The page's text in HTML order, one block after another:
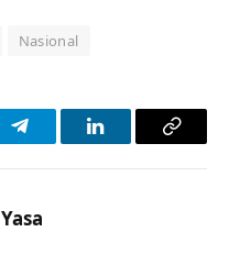
Nasional
TelegramLinkedInCopy